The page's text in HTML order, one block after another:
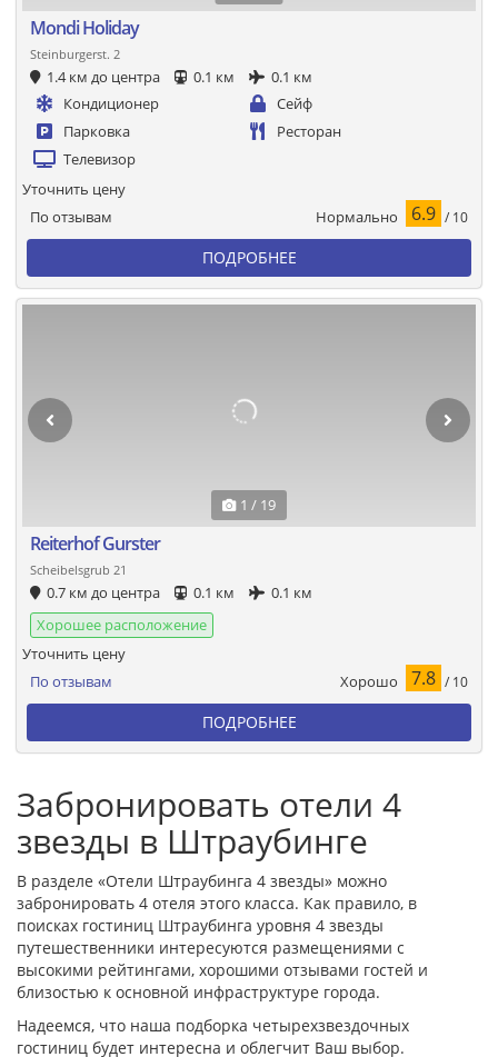
Mondi Holiday
Steinburgerst. 2
1.4 км до центра 0.1 км
0.1 км
Кондиционер
Сейф
Парковка
Ресторан
Телевизор
По отзывам Нормально 6.9 / 10
Уточнить цену
ПОДРОБНЕЕ
1 / 19
Reiterhof Gurster
Scheibelsgrub 21
0.7 км до центра 0.1 км
0.1 км
Хорошее расположение
По отзывам Хорошо 7.8 / 10
Уточнить цену
ПОДРОБНЕЕ
Забронировать отели 4
звезды в Штраубинге
В разделе «Отели Штраубинга 4 звезды» можно
забронировать 4 отеля этого класса. Как правило, в
поисках гостиниц Штраубинга уровня 4 звезды
путешественники интересуются размещениями с
высокими рейтингами, хорошими отзывами гостей и
близостью к основной инфраструктуре города.
Надеемся, что наша подборка четырехзвездочных
гостиниц будет интересна и облегчит Ваш выбор.